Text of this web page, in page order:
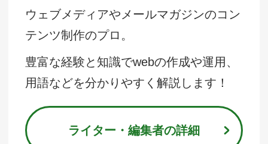
ウェブメディアやメールマガジンのコン
テンツ制作のプロ。
豊富な経験と知識でwebの作成や運用、
用語などを分かりやすく解説します！
ライター・編集者の詳細